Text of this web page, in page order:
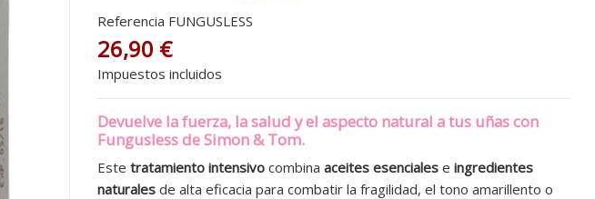
Referencia FUNGUSLESS
26,90 €
Impuestos incluidos
Devuelve la fuerza, la salud y el aspecto natural a tus uñas con
Fungusless de Simon & Tom.
Este tratamiento intensivocombina aceites esencialese ingredientes
naturalesde alta eficacia para combatir la fragilidad, el tono amarillento o